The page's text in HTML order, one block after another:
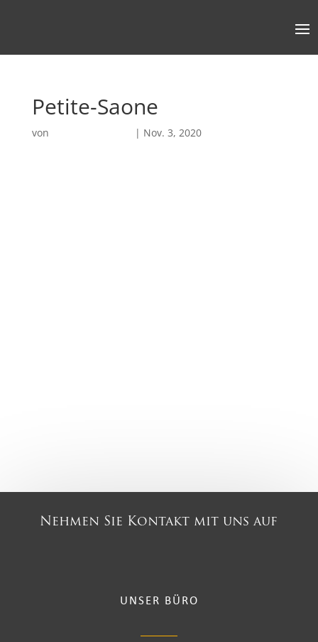
Petite-Saone
von | Nov. 3, 2020
Nehmen Sie Kontakt mit uns auf
UNSER BÜRO